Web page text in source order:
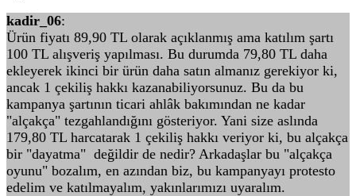
kadir_06:
Ürün fiyatı 89,90 TL olarak açıklanmış ama katılım şartı
100 TL alışveriş yapılması. Bu durumda 79,80 TL daha
ekleyerek ikinci bir ürün daha satın almanız gerekiyor ki,
ancak 1 çekiliş hakkı kazanabiliyorsunuz. Bu da bu
kampanya şartının ticari ahlâk bakımından ne kadar
"alçakça" tezgahlandığını gösteriyor. Yani size aslında
179,80 TL harcatarak 1 çekiliş hakkı veriyor ki, bu alçakça
bir "dayatma" değildir de nedir? Arkadaşlar bu "alçakça
oyunu" bozalım, en azından biz, bu kampanyayı protesto
edelim ve katılmayalım, yakınlarımızı uyaralım.